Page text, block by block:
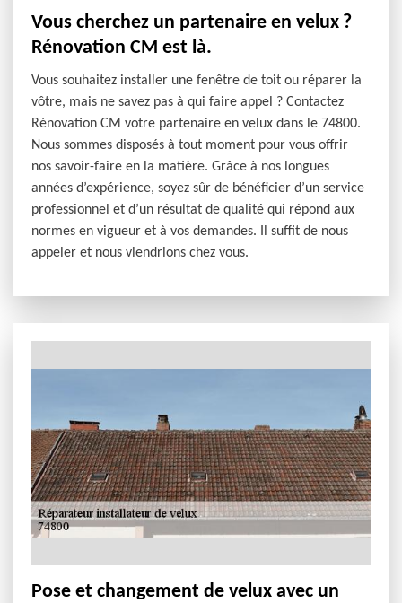
Vous cherchez un partenaire en velux ?
Rénovation CM est là.
Vous souhaitez installer une fenêtre de toit ou réparer la
vôtre, mais ne savez pas à qui faire appel ? Contactez
Rénovation CM votre partenaire en velux dans le 74800.
Nous sommes disposés à tout moment pour vous offrir
nos savoir-faire en la matière. Grâce à nos longues
années d’expérience, soyez sûr de bénéficier d’un service
professionnel et d’un résultat de qualité qui répond aux
normes en vigueur et à vos demandes. Il suffit de nous
appeler et nous viendrions chez vous.
Pose et changement de velux avec un